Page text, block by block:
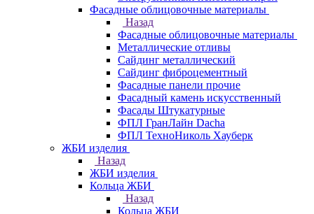
Фасадные облицовочные материалы
Назад
Фасадные облицовочные материалы
Металлические отливы
Сайдинг металлический
Сайдинг фиброцементный
Фасадные панели прочие
Фасадный камень искусственный
Фасады Штукатурные
ФПЛ ГранЛайн Dacha
ФПЛ ТехноНиколь Хауберк
ЖБИ изделия
Назад
ЖБИ изделия
Кольца ЖБИ
Назад
Кольца ЖБИ